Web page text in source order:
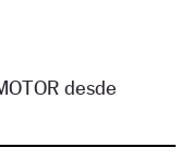
desde